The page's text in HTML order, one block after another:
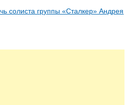
солиста группы «Сталкер» Андрея